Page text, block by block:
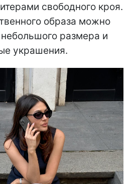
свободного кроя.
образа можно
размера и
украшения.